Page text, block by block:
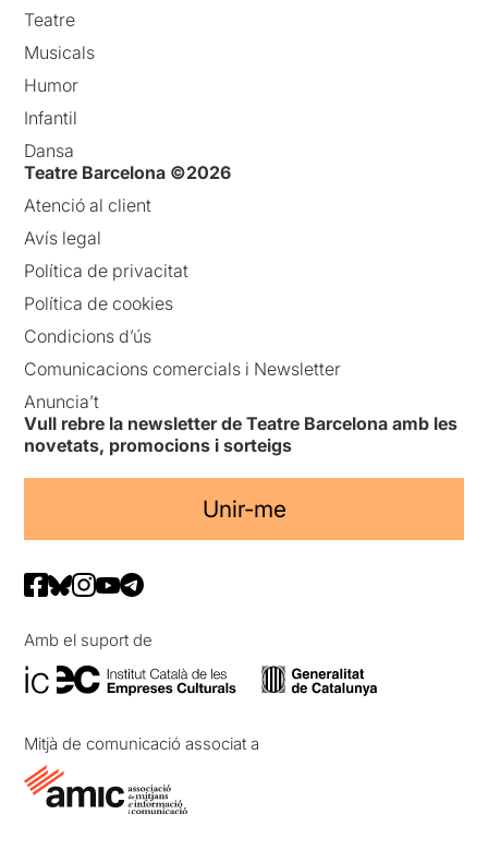
Teatre
Musicals
Humor
Infantil
Dansa
Teatre Barcelona ©2026
Atenció al client
Avís legal
Política de privacitat
Política de cookies
Condicions d’ús
Comunicacions comercials i Newsletter
Anuncia’t
Vull rebre la newsletter de Teatre Barcelona amb les
novetats, promocions i sorteigs
Unir-me
Amb el suport de
Mitjà de comunicació associat a